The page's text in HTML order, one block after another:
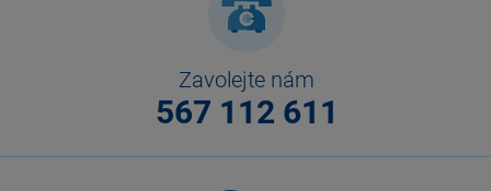
Zavolejte nám
567 112 611